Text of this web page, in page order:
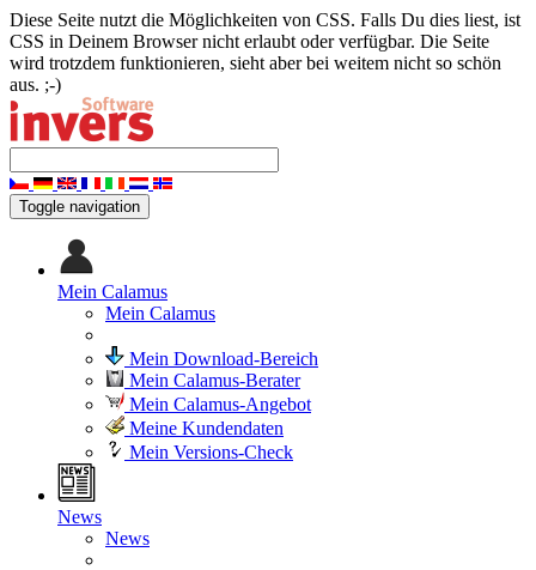
Diese Seite nutzt die Möglichkeiten von CSS. Falls Du dies liest, ist
CSS in Deinem Browser nicht erlaubt oder verfügbar. Die Seite
wird trotzdem funktionieren, sieht aber bei weitem nicht so schön
aus. ;-)
Toggle navigation
Mein Calamus
Mein Calamus
Mein Download-Bereich
Mein Calamus-Berater
Mein Calamus-Angebot
Meine Kundendaten
Mein Versions-Check
News
News